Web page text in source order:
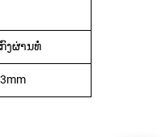
ງຜ່ານທໍ່